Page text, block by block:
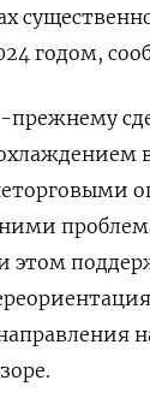
годом,
прежнему
этом